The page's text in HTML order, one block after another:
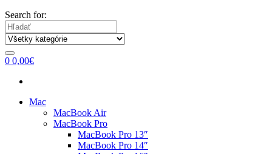
Search for:
0 0,00€
Mac
MacBook Air
MacBook Pro
MacBook Pro 13″
MacBook Pro 14″